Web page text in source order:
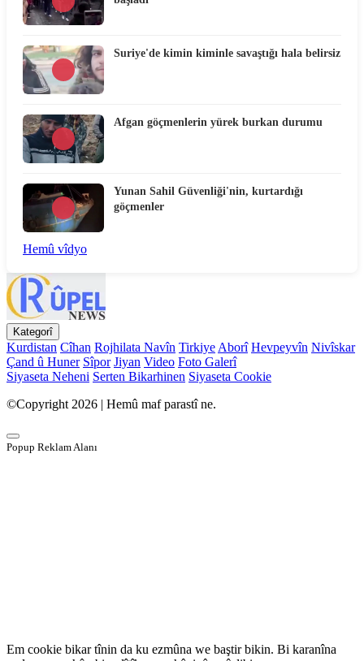
Suriye'de kimin kiminle savaştığı hala belirsiz
Afgan göçmenlerin yürek burkan durumu
Yunan Sahil Güvenliği'nin, kurtardığı
göçmenler
Hemû vîdyo
Kategorî
Kurdistan Cîhan Rojhilata Navîn TirkiyeAborî Hevpeyvîn Nivîskar
Çand û Huner Sîpor Jiyan Video Foto Galerî
Siyaseta Neheni Serten Bikarhinen Siyaseta Cookie
©Copyright 2026 | Hemû maf parastî ne.
Popup Reklam Alanı
Em cookie bikar tînin da ku ezmûna we baştir bikin. Bi karanîna